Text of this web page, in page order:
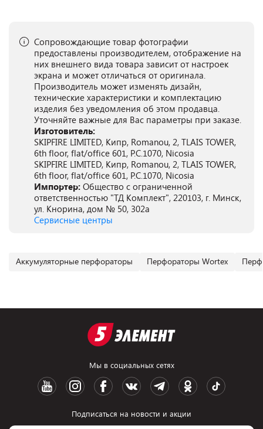
Сопровождающие товар фотографии
предоставлены производителем, отображение на
них внешнего вида товара зависит от настроек
экрана и может отличаться от оригинала.
Производитель может изменять дизайн,
технические характеристики и комплектацию
изделия без уведомления об этом продавца.
Уточняйте важные для Вас параметры при заказе.
Изготовитель:
SKIPFIRE LIMITED, Кипр, Romanou, 2, TLAIS TOWER,
6th floor, flat/office 601, P.C.1070, Nicosia
SKIPFIRE LIMITED, Кипр, Romanou, 2, TLAIS TOWER,
6th floor, flat/office 601, P.C.1070, Nicosia
Импортер: Общество с ограниченной
ответственностью "ТД Комплект", 220103, г. Минск,
ул. Кнорина, дом № 50, 302а
Сервисные центры
Аккумуляторные перфораторы Перфораторы Wortex
Мы в социальных сетях
Подписаться на новости и акции